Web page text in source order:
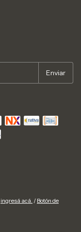
ingresá acá. / Botón de